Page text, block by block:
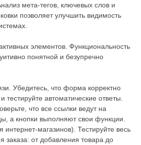
мета-тегов, ключевых слов и
позволяет улучшить видимость
элементов. Функциональность
понятной и безупречно
Убедитесь, что форма корректно
тестируйте автоматические ответы.
что все ссылки ведут на
а кнопки выполняют свои функции.
интернет-магазинов). Тестируйте весь
заказа: от добавления товара до